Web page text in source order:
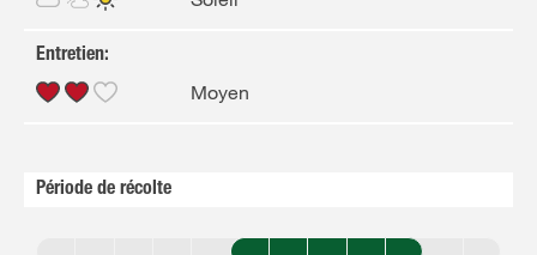
Entretien:
Moyen
Période de récolte